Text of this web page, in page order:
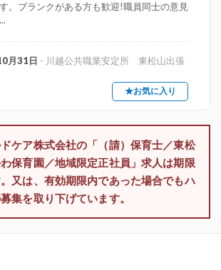
。ブランクがある方も歓迎!職員同士の意見
月31日 - 川越公共職業安定所 東松山出張
★お気に入り
ケア株式会社の「（請）保育士／東松
保育園／地域限定正社員」求人は期限
又は、有効期限内であった場合でもハ
集を取り下げています。